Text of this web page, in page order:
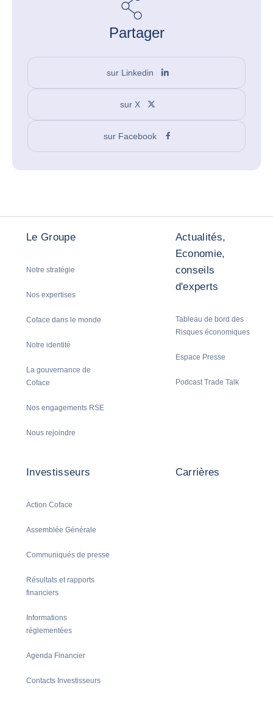
Partager
sur Linkedin
sur X
sur Facebook
Le Groupe
Notre stratégie
Nos expertises
Coface dans le monde
Notre identité
La gouvernance de
Coface
Nos engagements RSE
Nous rejoindre
Actualités,
Economie,
conseils
d'experts
Tableau de bord des
Risques économiques
Espace Presse
Podcast Trade Talk
Investisseurs
Action Coface
Assemblée Générale
Communiqués de presse
Résultats et rapports
financiers
Informations
réglementées
Agenda Financier
Contacts Investisseurs
Carrières